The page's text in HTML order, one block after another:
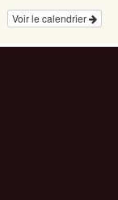
Voir le calendrier